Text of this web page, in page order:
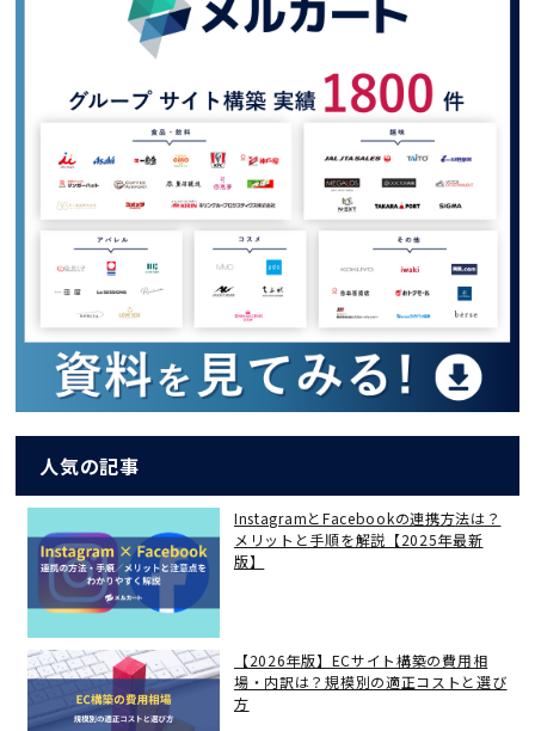
人気の記事
InstagramとFacebookの連携方法は？
メリットと手順を解説【2025年最新
版】
【2026年版】ECサイト構築の費用相
場・内訳は？規模別の適正コストと選び
方